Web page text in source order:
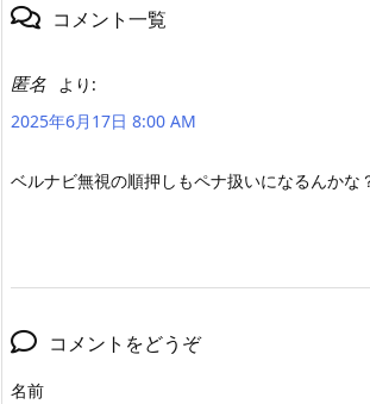
コメント一覧
匿名 より:
2025年6月17日 8:00 AM
ベルナビ無視の順押しもペナ扱いになるんかな
コメントをどうぞ
名前